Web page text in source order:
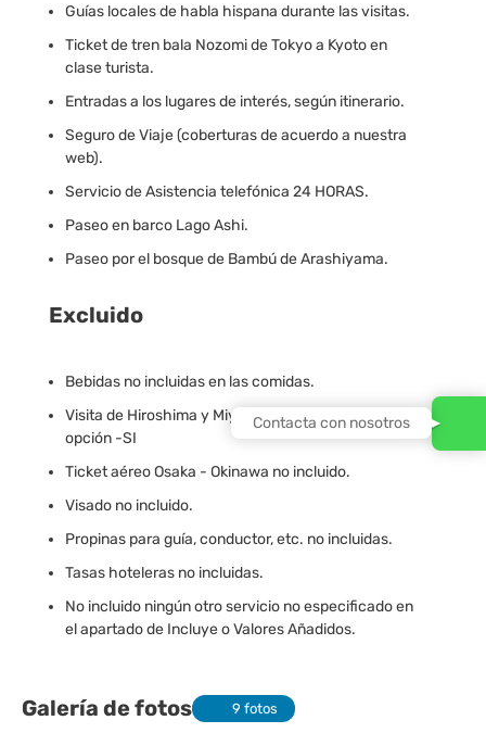
Guías locales de habla hispana durante las visitas.
Ticket de tren bala Nozomi de Tokyo a Kyoto en
clase turista.
Entradas a los lugares de interés, según itinerario.
Seguro de Viaje (coberturas de acuerdo a nuestra
web).
Servicio de Asistencia telefónica 24 HORAS.
Paseo en barco Lago Ashi.
Paseo por el bosque de Bambú de Arashiyama.
Excluido
Bebidas no incluidas en las comidas.
Visita de Hiroshima y Miyajima, excepto en la
opción -SI
Ticket aéreo Osaka - Okinawa no incluido.
Visado no incluido.
Propinas para guía, conductor, etc. no incluidas.
Tasas hoteleras no incluidas.
No incluido ningún otro servicio no especificado en
el apartado de Incluye o Valores Añadidos.
Galería de fotos 9 fotos
Contacta con nosotros